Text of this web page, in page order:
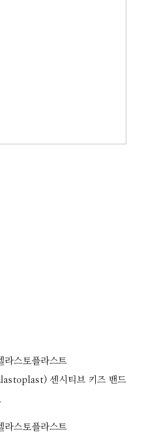
라스토플라스트
센시티브 키즈 밴드
라스토플라스트